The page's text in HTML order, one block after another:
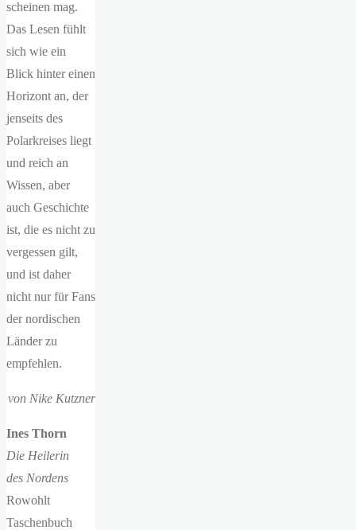
scheinen mag.
Das Lesen fühlt
sich wie ein
Blick hinter einen
Horizont an, der
jenseits des
Polarkreises liegt
und reich an
Wissen, aber
auch Geschichte
ist, die es nicht zu
vergessen gilt,
und ist daher
nicht nur für Fans
der nordischen
Länder zu
empfehlen.
von Nike Kutzner
Ines Thorn
Die Heilerin
des Nordens
Rowohlt
Taschenbuch